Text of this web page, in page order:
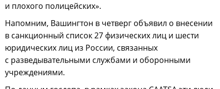
и плохого полицейских».
Напомним, Вашингтон в четверг объявил о внесении
в санкционный список 27 физических лиц и шести
юридических лиц из России, связанных
с разведывательными службами и оборонными
учреждениями.